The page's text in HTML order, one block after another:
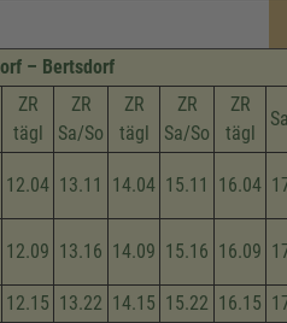
– Bertsdorf
ZR
tägl
ZR
Sa/So
ZR
tägl
ZR
Sa/So
ZR
tägl
12.04 13.11 14.04 15.11 16.04
12.09 13.16 14.09 15.16 16.09
12.15 13.22 14.15 15.22 16.15